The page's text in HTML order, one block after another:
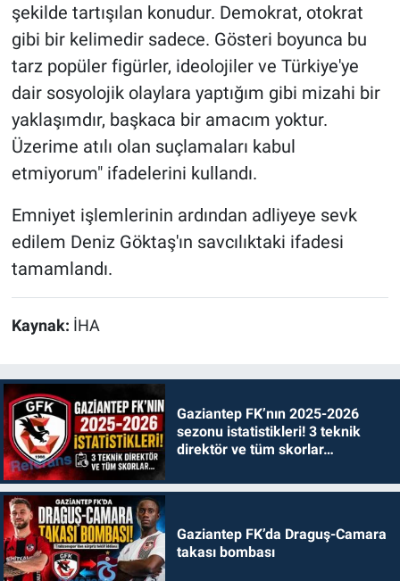
şekilde tartışılan konudur. Demokrat, otokrat
gibi bir kelimedir sadece. Gösteri boyunca bu
tarz popüler figürler, ideolojiler ve Türkiye'ye
dair sosyolojik olaylara yaptığım gibi mizahi bir
yaklaşımdır, başkaca bir amacım yoktur.
Üzerime atılı olan suçlamaları kabul
etmiyorum" ifadelerini kullandı.
Emniyet işlemlerinin ardından adliyeye sevk
edilem Deniz Göktaş'ın savcılıktaki ifadesi
tamamlandı.
Kaynak: İHA
Gaziantep FK’nın 2025-2026
sezonu istatistikleri! 3 teknik
direktör ve tüm skorlar…
Gaziantep FK’da Draguş-Camara
takası bombası